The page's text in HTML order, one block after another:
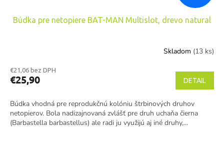
Búdka pre netopiere BAT-MAN Multislot, drevo natural
Skladom (13 ks)
€21,06 bez DPH
€25,90 DETAIL
Búdka vhodná pre reprodukčnú kolóniu štrbinových druhov
netopierov. Bola nadizajnovaná zvlášť pre druh uchaňa čierna
(Barbastella barbastellus) ale radi ju využijú aj iné druhy,...